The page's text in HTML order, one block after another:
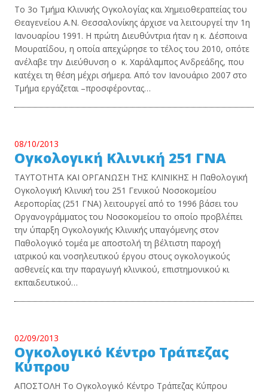
Το 3ο Τμήμα Κλινικής Ογκολογίας και Χημειοθεραπείας του
Θεαγενείου Α.Ν. Θεσσαλονίκης άρχισε να λειτουργεί την 1η
Ιανουαρίου 1991. Η πρώτη Διευθύντρια ήταν η κ. Δέσποινα
Μουρατίδου, η οποία απεχώρησε το τέλος του 2010, οπότε
ανέλαβε την Διεύθυνση ο κ. Χαράλαμπος Ανδρεάδης, που
κατέχει τη θέση μέχρι σήμερα. Από τον Ιανουάριο 2007 στο
Τμήμα εργάζεται –προσφέροντας…
08/10/2013
Ογκολογική Κλινική 251 ΓΝΑ
ΤΑΥΤΟΤΗΤΑ ΚΑΙ ΟΡΓΑΝΩΣΗ ΤΗΣ ΚΛΙΝΙΚΗΣ H Παθολογική
Ογκολογική Κλινική του 251 Γενικού Νοσοκομείου
Αεροπορίας (251 ΓΝΑ) λειτουργεί από το 1996 βάσει του
Οργανογράμματος του Νοσοκομείου το οποίο προβλέπει
την ύπαρξη Ογκολογικής Κλινικής υπαγόμενης στον
Παθολογικό τομέα με αποστολή τη βέλτιστη παροχή
ιατρικού και νοσηλευτικού έργου στους ογκολογικούς
ασθενείς και την παραγωγή κλινικού, επιστημονικού κι
εκπαιδευτικού…
02/09/2013
Ογκολογικό Κέντρο Τράπεζας
Κύπρου
ΑΠΟΣΤΟΛΗ Το Ογκολογικό Κέντρο Τράπεζας Κύπρου